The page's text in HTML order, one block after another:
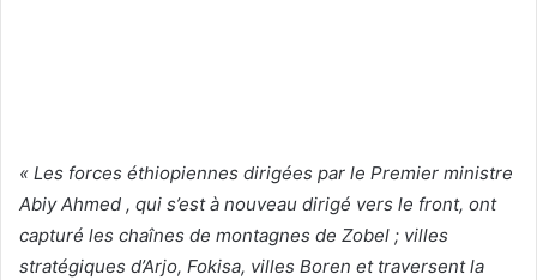
« Les forces éthiopiennes dirigées par le Premier ministre
Abiy Ahmed , qui s’est à nouveau dirigé vers le front, ont
capturé les chaînes de montagnes de Zobel ; villes
stratégiques d’Arjo, Fokisa, villes Boren et traversent la